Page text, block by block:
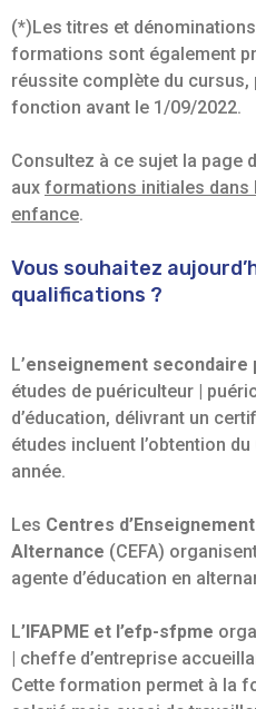
(*)Les titres et
formations sont également
réussite complète du cursus,
fonction avant le 1/09/2022.
Consultez à ce sujet la page
aux formations initiales dans
enfance.
Vous souhaitez
qualifications ?
L’enseignement secondaire
études de puériculteur |
d’éducation, délivrant un
études incluent l’obtention
année.
Les Centres
Alternance (CEFA)
agente d’éducation en
L’IFAPME et l’efp-sfpme
| cheffe d’entreprise
Cette formation permet à la